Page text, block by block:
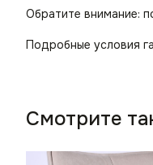
Обратите внимание:
Подробные условия
Смотрите